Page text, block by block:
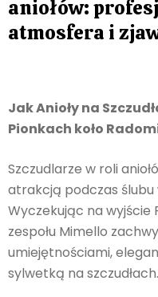
aniołów:
atmosfera i
Jak Anioły na
Pionkach koło
Szczudlarze w roli
atrakcją podczas ślubu
Wyczekując na wyjście
zespołu Mimello
umiejętnościami,
sylwetką na szczudłach.